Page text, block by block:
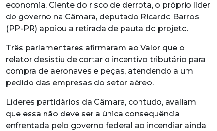
economia. Ciente do risco de derrota, o próprio líder
do governo na Câmara, deputado Ricardo Barros
(PP-PR) apoiou a retirada de pauta do projeto.
Três parlamentares afirmaram ao Valor que o
relator desistiu de cortar o incentivo tributário para
compra de aeronaves e peças, atendendo a um
pedido das empresas do setor aéreo.
Líderes partidários da Câmara, contudo, avaliam
que essa não deve ser a única consequência
enfrentada pelo governo federal ao incendiar ainda